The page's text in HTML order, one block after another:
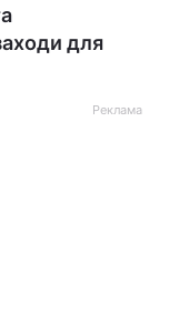
для
Реклама